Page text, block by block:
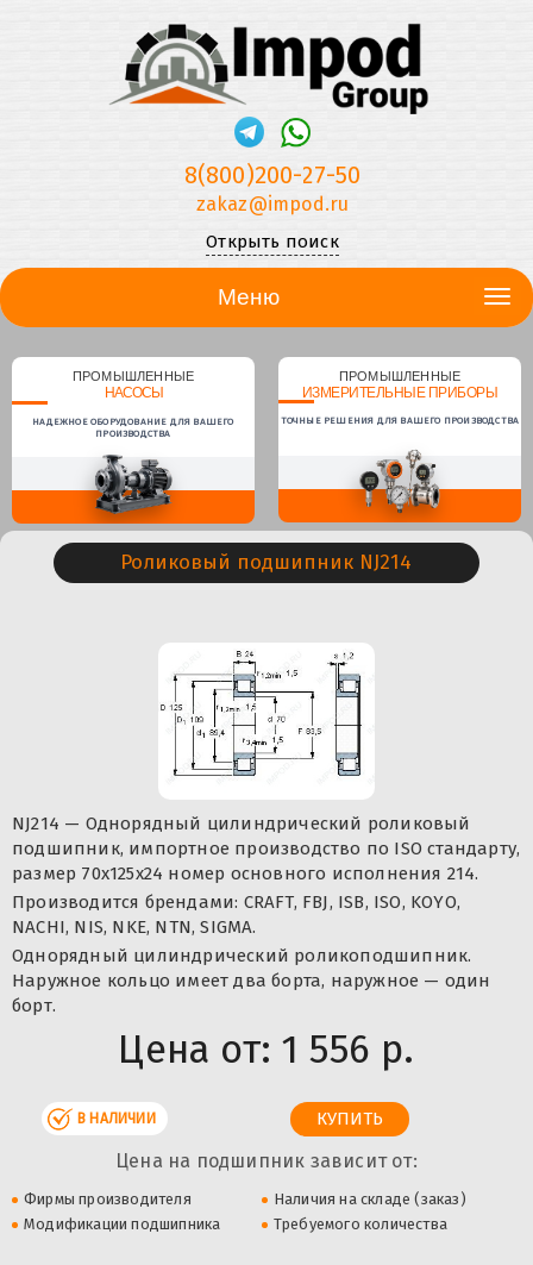
8(800)200-27-50
zakaz@impod.ru
Открыть поиск
Меню
ПРОМЫШЛЕННЫЕ
НАСОСЫ
НАДЕЖНОЕ ОБОРУДОВАНИЕ ДЛЯ ВАШЕГО
ПРОИЗВОДСТВА
ПРОМЫШЛЕННЫЕ
ИЗМЕРИТЕЛЬНЫЕ ПРИБОРЫ
ТОЧНЫЕ РЕШЕНИЯ ДЛЯ ВАШЕГО ПРОИЗВОДСТВА
Роликовый подшипник NJ214
NJ214 — Однорядный цилиндрический роликовый
подшипник, импортное производство по ISO стандарту,
размер 70x125x24 номер основного исполнения 214.
Производится брендами: CRAFT, FBJ, ISB, ISO, KOYO,
NACHI, NIS, NKE, NTN, SIGMA.
Однорядный цилиндрический роликоподшипник.
Наружное кольцо имеет два борта, наружное — один
борт.
Цена от: 1 556 р.
В НАЛИЧИИ
Цена на подшипник зависит от:
Фирмы производителя
Наличия на складе (заказ)
Модификации подшипника
Требуемого количества